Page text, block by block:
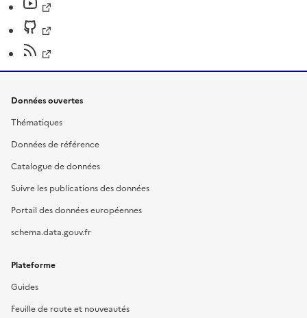
Données ouvertes
Thématiques
Données de référence
Catalogue de données
Suivre les publications des données
Portail des données européennes
schema.data.gouv.fr
Plateforme
Guides
Feuille de route et nouveautés